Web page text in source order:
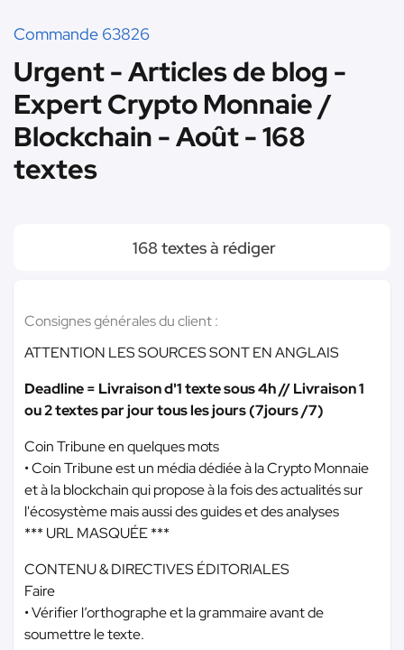
Commande 63826
Urgent - Articles de blog -
Expert Crypto Monnaie /
Blockchain - Août - 168
textes
168 textes à rédiger
Consignes générales du client :
ATTENTION LES SOURCES SONT EN ANGLAIS
Deadline = Livraison d'1 texte sous 4h // Livraison 1
ou 2 textes par jour tous les jours (7jours /7)
Coin Tribune en quelques mots
• Coin Tribune est un média dédiée à la Crypto Monnaie
et à la blockchain qui propose à la fois des actualités sur
l'écosystème mais aussi des guides et des analyses
*** URL MASQUÉE ***
CONTENU & DIRECTIVES ÉDITORIALES
Faire
• Vérifier l’orthographe et la grammaire avant de
soumettre le texte.